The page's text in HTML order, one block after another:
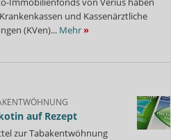
und Kassenärztliche
(KVen)... Mehr»
auf Rezept
zur Tabakentwöhnung